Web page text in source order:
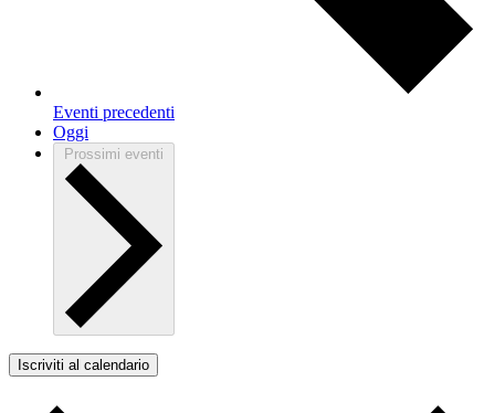
Eventi precedenti
Oggi
Prossimi eventi
Iscriviti al calendario